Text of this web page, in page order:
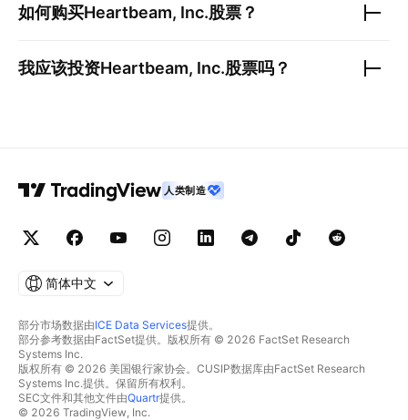
如何购买Heartbeam, Inc.股票？
我应该投资Heartbeam, Inc.股票吗？
人类制造
简体中文
部分市场数据由ICE Data Services提供。
部分参考数据由FactSet提供。版权所有 © 2026 FactSet Research
Systems Inc.
版权所有 © 2026 美国银行家协会。CUSIP数据库由FactSet Research
Systems Inc.提供。保留所有权利。
SEC文件和其他文件由Quartr提供。
© 2026 TradingView, Inc.